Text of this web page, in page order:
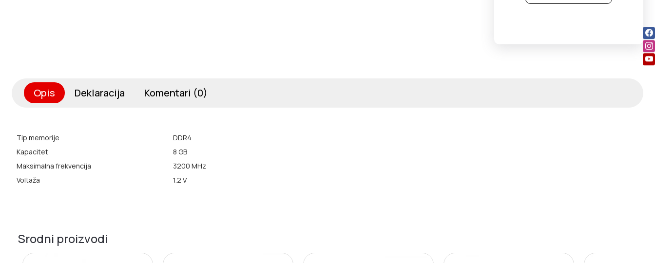
Opis Deklaracija Komentari (0)
Tip memorije
DDR4
Kapacitet
8 GB
Maksimalna frekvencija
3200 MHz
Voltaža
1.2 V
Srodni proizvodi